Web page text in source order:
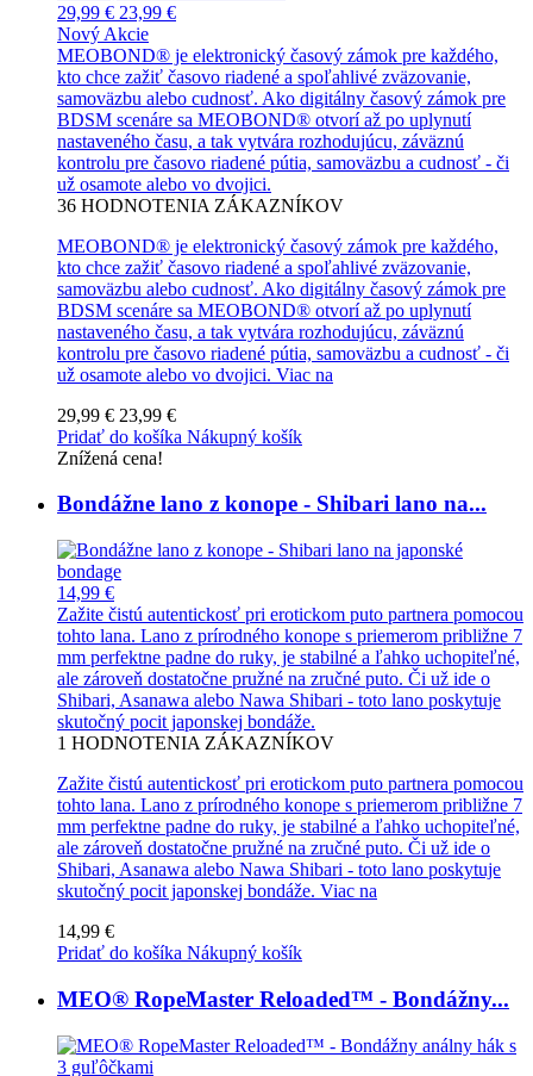
29,99 € 23,99 €
Nový Akcie
MEOBOND® je elektronický časový zámok pre každého,
kto chce zažiť časovo riadené a spoľahlivé zväzovanie,
samoväzbu alebo cudnosť. Ako digitálny časový zámok pre
BDSM scenáre sa MEOBOND® otvorí až po uplynutí
nastaveného času, a tak vytvára rozhodujúcu, záväznú
kontrolu pre časovo riadené pútia, samoväzbu a cudnosť - či
už osamote alebo vo dvojici.
36 HODNOTENIA ZÁKAZNÍKOV
MEOBOND® je elektronický časový zámok pre každého,
kto chce zažiť časovo riadené a spoľahlivé zväzovanie,
samoväzbu alebo cudnosť. Ako digitálny časový zámok pre
BDSM scenáre sa MEOBOND® otvorí až po uplynutí
nastaveného času, a tak vytvára rozhodujúcu, záväznú
kontrolu pre časovo riadené pútia, samoväzbu a cudnosť - či
už osamote alebo vo dvojici. Viac na
29,99 € 23,99 €
Pridať do košíka Nákupný košík
Znížená cena!
Bondážne lano z konope - Shibari lano na...
14,99 €
Zažite čistú autentickosť pri erotickom puto partnera pomocou
tohto lana. Lano z prírodného konope s priemerom približne 7
mm perfektne padne do ruky, je stabilné a ľahko uchopiteľné,
ale zároveň dostatočne pružné na zručné puto. Či už ide o
Shibari, Asanawa alebo Nawa Shibari - toto lano poskytuje
skutočný pocit japonskej bondáže.
1 HODNOTENIA ZÁKAZNÍKOV
Zažite čistú autentickosť pri erotickom puto partnera pomocou
tohto lana. Lano z prírodného konope s priemerom približne 7
mm perfektne padne do ruky, je stabilné a ľahko uchopiteľné,
ale zároveň dostatočne pružné na zručné puto. Či už ide o
Shibari, Asanawa alebo Nawa Shibari - toto lano poskytuje
skutočný pocit japonskej bondáže. Viac na
14,99 €
Pridať do košíka Nákupný košík
MEO® RopeMaster Reloaded™ - Bondážny...